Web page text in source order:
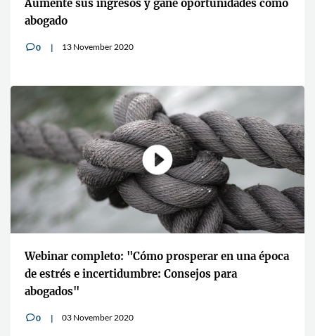
Aumente sus ingresos y gane oportunidades como
abogado
v0 13 November 2020
Webinar completo: "Cómo prosperar en una época
de estrés e incertidumbre: Consejos para
abogados"
v0 03 November 2020